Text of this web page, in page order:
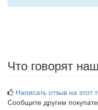
Что говорят
Написать отзыв на этот
Сообщите другим